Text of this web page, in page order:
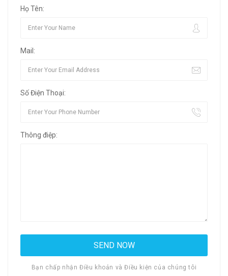
Họ Tên:
Mail:
Số Điện Thoại:
Thông điệp:
Bạn chấp nhận Điều khoản và Điều kiện của chúng tôi